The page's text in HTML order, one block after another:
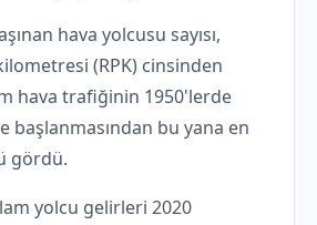
hava yolcusu sayısı,
(RPK) cinsinden
hava trafiğinin 1950'lerde
başlanmasından bu yana en
gördü.
yolcu gelirleri 2020